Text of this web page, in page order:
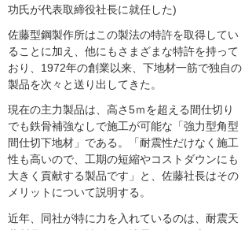
功氏が代表取締役社長に就任した)
佐藤型鋼製作所はこの製法の特許を取得してい
ることに加え、他にもさまざまな特許を持って
おり、1972年の創業以来、下地材一筋で独自の
製品を次々と送り出してきた。
現在の主力製品は、高さ5ｍを超える間仕切り
でも鉄骨補強なしで施工が可能な「強力型角型
間仕切下地材」である。「耐震性だけなく施工
性も高いので、工期の短縮やコストダウンにも
大きく貢献する製品です」と、佐藤社長はその
メリットについて説明する。
近年、同社が特に力を入れているのは、耐震天